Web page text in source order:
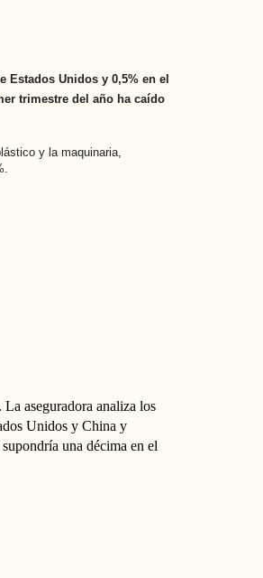
Estados Unidos y 0,5% en el
trimestre del año ha caído
y la maquinaria,
aseguradora analiza los
Unidos y China y
una décima en el